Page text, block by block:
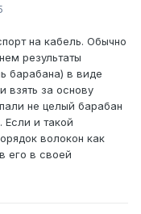
на кабель. Обычно
результаты
барабана) в виде
взять за основу
не целый барабан
Если и такой
волокон как
его в своей